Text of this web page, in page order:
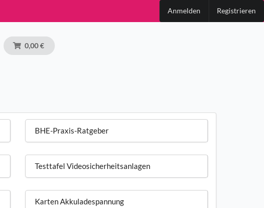
Anmelden Registrieren
0,00 €
BHE-Praxis-Ratgeber
Testtafel Videosicherheitsanlagen
Karten Akkuladespannung